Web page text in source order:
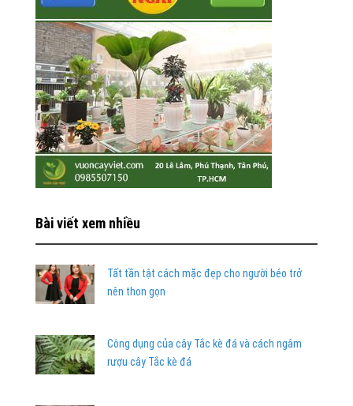
Bài viết xem nhiều
Tất tần tật cách mặc đẹp cho người béo trở
nên thon gọn
Công dụng của cây Tắc kè đá và cách ngâm
rượu cây Tắc kè đá